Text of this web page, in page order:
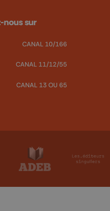
nous sur
CANAL 10/166
CANAL 11/12/55
CANAL 13 OU 65